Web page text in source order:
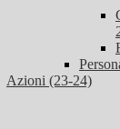
Azioni (23-24)